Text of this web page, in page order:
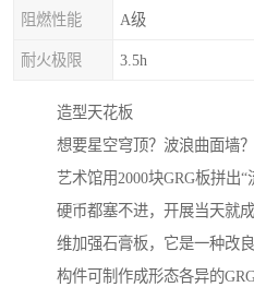
阻燃性能 A级
耐火极限 3.5h
‌造型天花板‌
想要星空穹顶？波浪曲面墙
艺术馆用2000块GRG板拼出
硬币都塞不进，开展当天就
维加强石膏板，它是一种改
构件可制作成形态各异的